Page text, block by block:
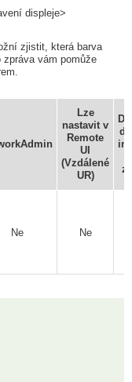
displeje>
zjistit, která barva
vám pomůže
Lze
nastavit v
Remote
UI
(Vzdálené
UR)
Ne Ne